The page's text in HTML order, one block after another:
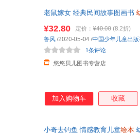
老鼠嫁女 经典民间故事图画书
¥32.80 定价： ¥40.00 (8.2折)
悠悠贝儿图书专营店
1条评论
鲁风 /2020-05-04 /中国少年儿童出
加入购物车 收藏
小奇去钓鱼 情感教育儿童绘本